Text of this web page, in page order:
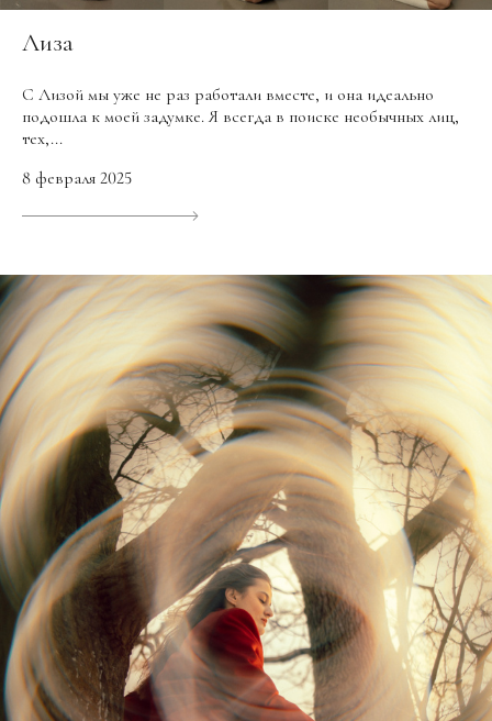
Лиза
С Лизой мы уже не раз работали вместе, и она идеально
подошла к моей задумке. Я всегда в поиске необычных лиц,
тех,...
8 февраля 2025